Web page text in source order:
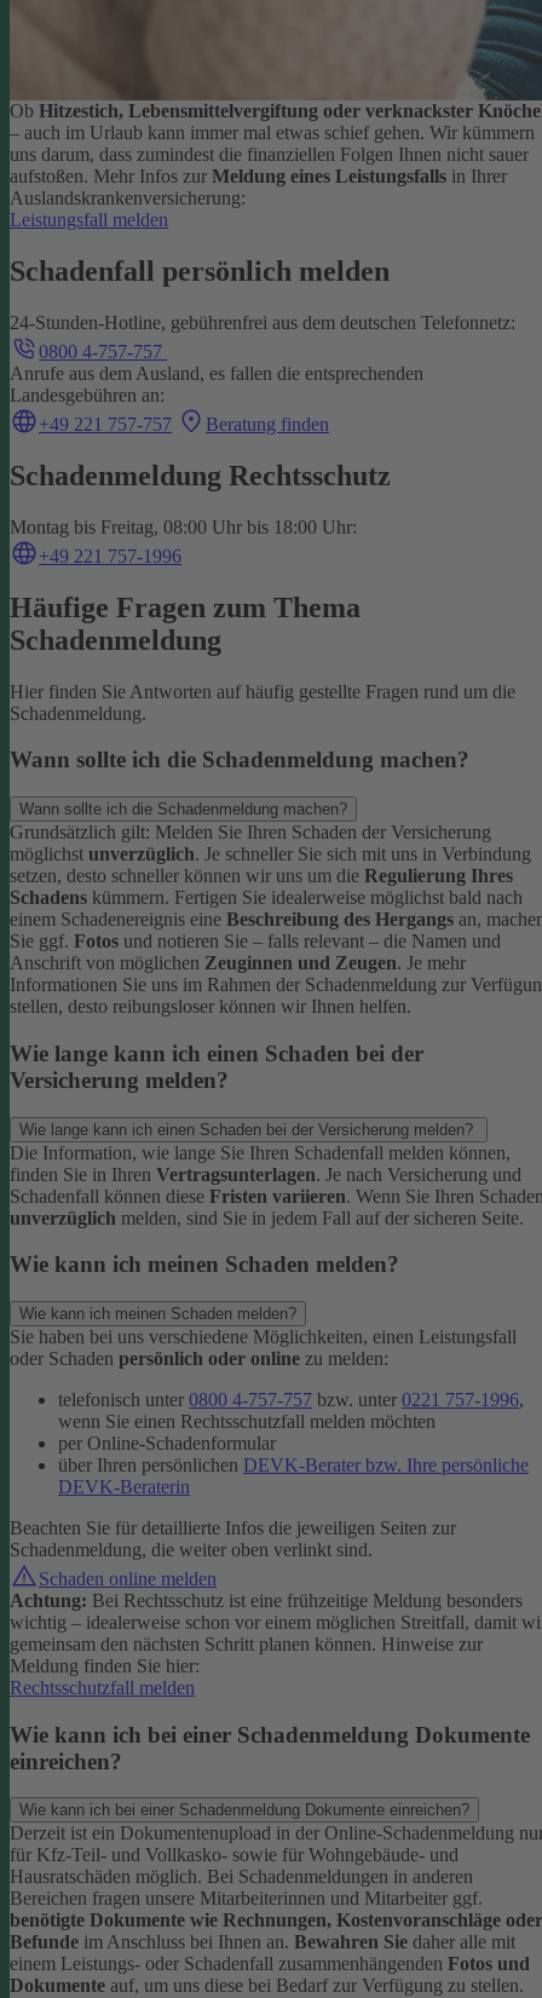
Ob Hitzestich, Lebensmittelvergiftung oder verknackster
– auch im Urlaub kann immer mal etwas schief gehen. Wir kümmern
uns darum, dass zumindest die finanziellen Folgen Ihnen nicht sauer
aufstoßen. Mehr Infos zur Meldung eines Leistungsfalls in Ihrer
Auslandskrankenversicherung:
Leistungsfall melden
Schadenfall persönlich melden
24-Stunden-Hotline, gebührenfrei aus dem deutschen Telefonnetz:
0800 4-757-757
Anrufe aus dem Ausland, es fallen die entsprechenden
Landesgebühren an:
+49 221 757-757
Beratung finden
Schadenmeldung Rechtsschutz
Montag bis Freitag, 08:00 Uhr bis 18:00 Uhr:
+49 221 757-1996
Häufige Fragen zum Thema
Schadenmeldung
Hier finden Sie Antworten auf häufig gestellte Fragen rund um die
Schadenmeldung.
Wann sollte ich die Schadenmeldung machen?
Wann sollte ich die Schadenmeldung machen?
Grundsätzlich gilt: Melden Sie Ihren Schaden der Versicherung
möglichst unverzüglich. Je schneller Sie sich mit uns in Verbindung
setzen, desto schneller können wir uns um die Regulierung Ihres
Schadens kümmern. Fertigen Sie idealerweise möglichst bald nach
einem Schadenereignis eine Beschreibung des Hergangs an,
Sie ggf. Fotos und notieren Sie – falls relevant – die Namen und
Anschrift von möglichen Zeuginnen und Zeugen. Je mehr
Informationen Sie uns im Rahmen der Schadenmeldung zur
stellen, desto reibungsloser können wir Ihnen helfen.
Wie lange kann ich einen Schaden bei der
Versicherung melden?
Wie lange kann ich einen Schaden bei der Versicherung melden?
Die Information, wie lange Sie Ihren Schadenfall melden können,
finden Sie in Ihren Vertragsunterlagen. Je nach Versicherung und
Schadenfall können diese Fristen variieren. Wenn Sie Ihren
unverzüglich melden, sind Sie in jedem Fall auf der sicheren Seite.
Wie kann ich meinen Schaden melden?
Wie kann ich meinen Schaden melden?
Sie haben bei uns verschiedene Möglichkeiten, einen Leistungsfall
oder Schaden persönlich oder online zu melden:
telefonisch unter 0800 4-757-757 bzw. unter 0221 757-1996,
wenn Sie einen Rechtsschutzfall melden möchten
per Online-Schadenformular
über Ihren persönlichen DEVK-Berater bzw. Ihre persönliche
DEVK-Beraterin
Beachten Sie für detaillierte Infos die jeweiligen Seiten zur
Schadenmeldung, die weiter oben verlinkt sind.
Schaden online melden
Achtung: Bei Rechtsschutz ist eine frühzeitige Meldung besonders
wichtig – idealerweise schon vor einem möglichen Streitfall, damit
gemeinsam den nächsten Schritt planen können. Hinweise zur
Meldung finden Sie hier:
Rechtsschutzfall melden
Wie kann ich bei einer Schadenmeldung Dokumente
einreichen?
Wie kann ich bei einer Schadenmeldung Dokumente einreichen?
Derzeit ist ein Dokumentenupload in der Online-Schadenmeldung
für Kfz-Teil- und Vollkasko- sowie für Wohngebäude- und
Hausratschäden möglich. Bei Schadenmeldungen in anderen
Bereichen fragen unsere Mitarbeiterinnen und Mitarbeiter ggf.
benötigte Dokumente wie Rechnungen, Kostenvoranschläge oder
Befunde im Anschluss bei Ihnen an. Bewahren Sie daher alle mit
einem Leistungs- oder Schadenfall zusammenhängenden Fotos und
Dokumente auf, um uns diese bei Bedarf zur Verfügung zu stellen.